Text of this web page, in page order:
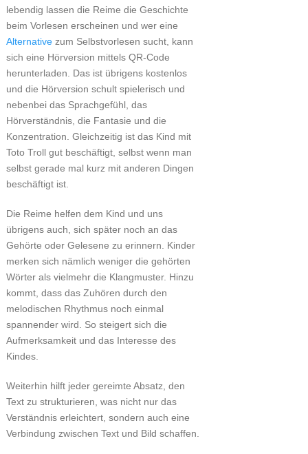
lebendig lassen die Reime die Geschichte
beim Vorlesen erscheinen und wer eine
Alternativezum Selbstvorlesen sucht, kann
sich eine Hörversion mittels QR-Code
herunterladen. Das ist übrigens kostenlos
und die Hörversion schult spielerisch und
nebenbei das Sprachgefühl, das
Hörverständnis, die Fantasie und die
Konzentration. Gleichzeitig ist das Kind mit
Toto Troll gut beschäftigt, selbst wenn man
selbst gerade mal kurz mit anderen Dingen
beschäftigt ist.
Die Reime helfen dem Kind und uns
übrigens auch, sich später noch an das
Gehörte oder Gelesene zu erinnern. Kinder
merken sich nämlich weniger die gehörten
Wörter als vielmehr die Klangmuster. Hinzu
kommt, dass das Zuhören durch den
melodischen Rhythmus noch einmal
spannender wird. So steigert sich die
Aufmerksamkeit und das Interesse des
Kindes.
Weiterhin hilft jeder gereimte Absatz, den
Text zu strukturieren, was nicht nur das
Verständnis erleichtert, sondern auch eine
Verbindung zwischen Text und Bild schaffen.